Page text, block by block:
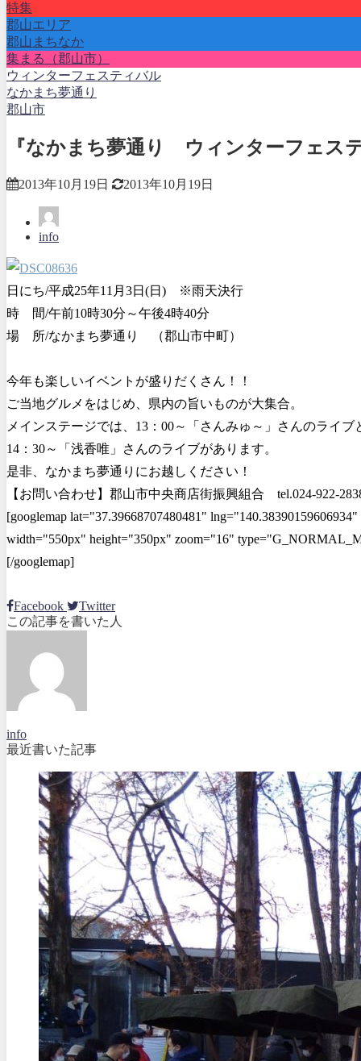
特集
郡山エリア
郡山まちなか
集まる（郡山市）
ウィンターフェスティバル
なかまち夢通り
郡山市
『なかまち夢通り ウィンターフェス
2013年10月19日 2013年10月19日
info
日にち/平成25年11月3日(日) ※雨天決行
時 間/午前10時30分～午後4時40分
場 所/なかまち夢通り （郡山市中町）
今年も楽しいイベントが盛りだくさん！！
ご当地グルメをはじめ、県内の旨いものが大集合。
メインステージでは、13：00～「さんみゅ～」さんのライブ
14：30～「浅香唯」さんのライブがあります。
是非、なかまち夢通りにお越しください！
【お問い合わせ】郡山市中央商店街振興組合 tel.024-922-
[googlemap lat="37.39668707480481"
width="550px" height="350px" zoom="16"
[/googlemap]
Facebook
Twitter
この記事を書いた人
info
最近書いた記事